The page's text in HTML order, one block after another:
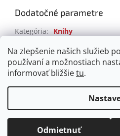
Na zlepšenie našich služieb
používaní a možnostiach
informovať bližšietu.
Odmietnuť
Dodatočné parametre
Kategória: Knihy
Copyright 2026
vyhradené.
Upraviť